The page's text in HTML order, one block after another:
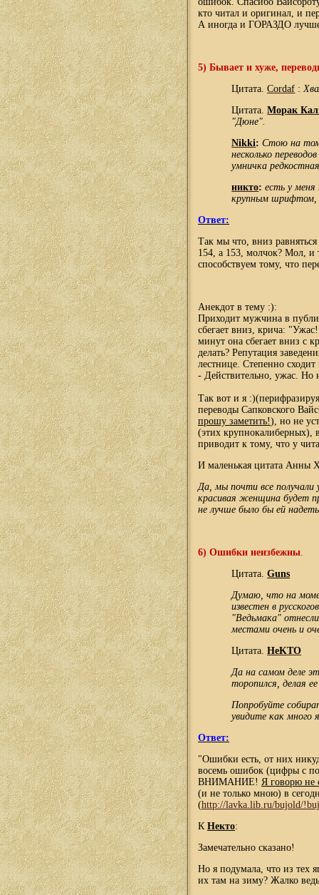
кто читал и оригинал, и
А иногда и ГОРАЗДО
5) Бывает и хуже,
Цитата.Cordaf :
Цитата.Морак
"Дюне".
Nikki:Стою на
несколько
умничка
никто:есть у
крупным шрифтом,
Ответ:
Так мы что, вниз
154, а 153, молчок? Мол, и
способствуем тому, что
Анекдот в тему :):
Приходит мужчина в
сбегает вниз, крича:
минут она сбегает вниз с
делать? Репутация
лестнице. Степенно
- Действительно, ужас.
Так вот и я :)
переводы Сапковского
прошу заметить!), но не
(этих крупнокалиберных),
приводит к тому, что у
И маленькая цитата Анны
Да, мы почти все получали
красивая женщина будет
не лучше было бы ей
6) Ошибки неизбежны
Цитата.Guns
Думаю, что на
известен в
"Ведьмака"
местами очень и
Цитата.HeKTO
Да на самом деле
торопился, делая
Попробуйте
увидите как много
Ответ:
"Ошибки есть, от них
восемь ошибок (цифры с
ВНИМАНИЕ! Я говорю не
(и не только мною) в
(http://lavka.lib.ru/bujold/
К Некто:
Замечательно сказано!
Но я подумала, что из тех
их там на зиму? Жалко